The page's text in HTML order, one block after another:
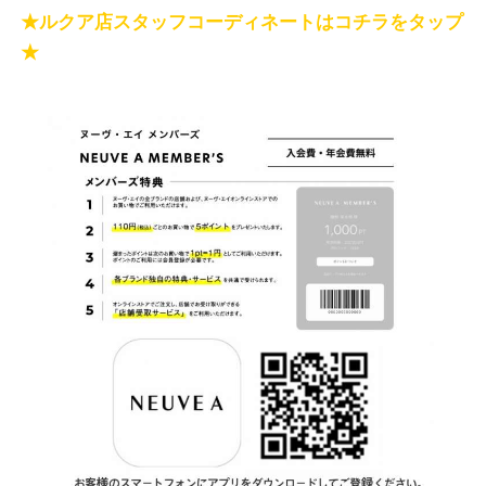
★ルクア店スタッフコーディネートはコチラをタップ
★